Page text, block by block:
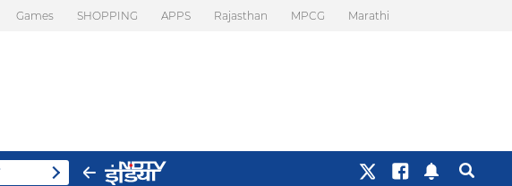
Games SHOPPING APPS Rajasthan MPCG Marathi